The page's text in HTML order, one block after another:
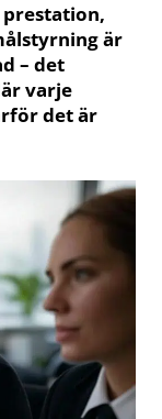
är
– det
varje
det är